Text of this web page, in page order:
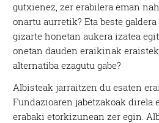
gutxienez, zer erabilera eman
onartu aurretik? Eta beste
gizarte honetan aukera izatea
onetan dauden eraikinak
alternatiba ezagutu gabe?
Albisteak jarraitzen du esaten
Fundazioaren jabetzakoak direla
erabaki etorkizunean zer egin.